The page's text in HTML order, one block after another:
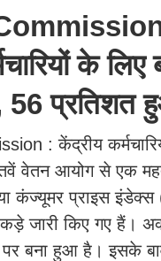
के लिए
56 प्रतिशत
: केंद्रीय
वेतन आयोग से एक
कंज्यूमर प्राइस
जारी किए गए हैं।
बना हुआ है। इसके